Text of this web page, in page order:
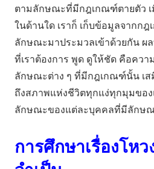
ตามลักษณะที่มีกฎเกณฑ์ตายตัว เ
ในด้านใด เราก็ เก็บข้อมูลจากก
ลักษณะมาประมวลเข้าด้วยกัน ผ
ที่เราต้องการ พูด ดูให้ชัด คือคว
ลักษณะต่าง ๆ ที่มีกฎเกณฑ์นั้น เส
ถึงสภาพแห่งชีวิตทุกแง่ทุกมุมขอ
ลักษณะของแต่ละบุคคลที่มีลักษ
การศึกษาเรื่องโหว